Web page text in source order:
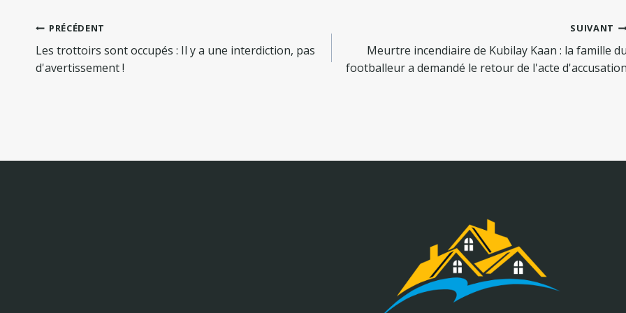
Navigation
de
l’article
PRÉCÉDENT
Les trottoirs sont occupés : Il y a une interdiction, pas
d'avertissement !
SUIVANT
Meurtre incendiaire de Kubilay Kaan : la famille
footballeur a demandé le retour de l'acte